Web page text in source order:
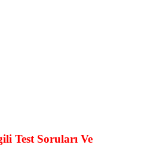
Test Soruları Ve